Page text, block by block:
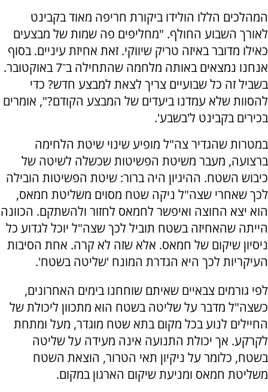
המהלכים הללו הולידו ביקורת חריפה מאוד בקבינט
לאורך השבוע החולף. "מחליפים פה שמות של מבצעים
כאילו מדובר באיזה טריק שיווקי. זאת אחיזת עיניים. בסוף
אנחנו נמצאים באותה מלחמה שהתחילה ב־7 באוקטובר.
בשביל זה כל שבועיים צריך לצאת למבצע חדש? כדי
להסוות שלא עמדנו ביעדים של המבצע הקודם?", אומרים
בכירים בקבינט ל'בשבע'.
במטרות שהגדיר צה"ל מופיע שינוי שיטת הלחימה
ברצועה, מעבר משיטת הפשיטות שכשלה לשיטה של
כיבוש השטח. ההיגיון היה ברור: שיטת הפשיטות הובילה
לכך שאחרי שצה"ל ניקה שטח מסוים משליטת חמאס,
הוא יצא החוצה ואיפשר לחמאס לחזור ולהשתקם. הכוונה
הייתה שהאחיזה בשטח תוביל לכך שצה"ל יוכל לגדוע כל
ניסיון שיקום של חמאס. אלא שזה לא קרה. אחת הסיבות
העיקריות לכך היא הגדרת המונח 'שליטה בשטח'.
לפי גורמים צבאיים שאיתם שוחחנו בימים האחרונים,
כשצה"ל מדבר על שליטה בשטח הוא מתכוון ליכולת של
החיילים לנוע בכל מקום בתא שטח מוגדר, מעל ומתחת
לקרקע. אך יכולת התנועה אינה מעידה על שליטה
בשטח, כלומר על ניקיון תאי הטרור, הוצאת השטח
משליטת חמאס ומניעת שיקום הארגון במקום.